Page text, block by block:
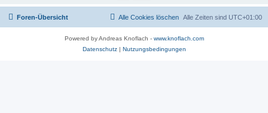
Foren-Übersicht Alle Zeiten sind UTC+01:00
Alle Cookies löschen
Powered by Andreas Knoflach - www.knoflach.com
Datenschutz| Nutzungsbedingungen